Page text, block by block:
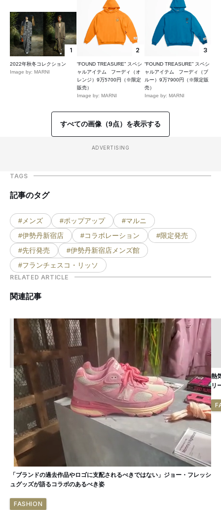
1
2022年秋冬コレクション
Image by: MARNI
2
“FOUND TREASURE” スペシ
ャルアイテム フーディ（オ
レンジ）9万5700円（※限定
販売）
Image by: MARNI
3
“FOUND TREASURE” スペシ
ャルアイテム フーディ（ブ
ルー）9万7900円（※限定販
売）
Image by: MARNI
すべての画像（9点）を表示する
ADVERTISING
TAGS
記事のタグ
#メンズ #ポップアップ
#マルニ
#伊勢丹新宿店
#コラボレーション
#限定発売
#先行発売
#伊勢丹新宿店メンズ館
#フランチェスコ・リッソ
RELATED ARTICLE
関連記事
「ブランドの過去作品やロゴに支配されるべきではない」ジョー・フレッシ
ュグッズが語るコラボのあるべき姿
FASHION
熱
リ